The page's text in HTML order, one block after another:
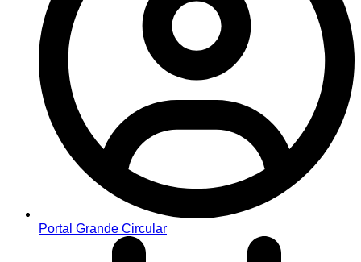
Portal Grande Circular